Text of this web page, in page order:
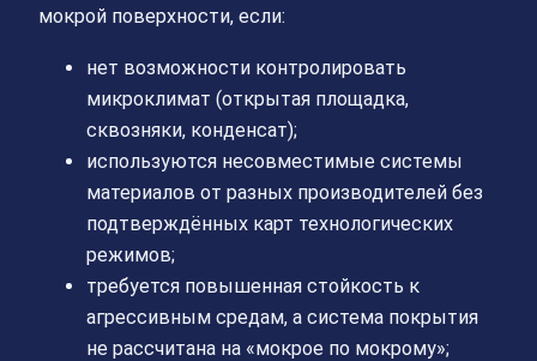
мокрой поверхности, если:
нет возможности контролировать
микроклимат (открытая площадка,
сквозняки, конденсат);
используются несовместимые системы
материалов от разных производителей без
подтверждённых карт технологических
режимов;
требуется повышенная стойкость к
агрессивным средам, а система покрытия
не рассчитана на «мокрое по мокрому»;